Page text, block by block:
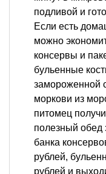
подливой и
Если есть
можно
консервы и
бульенные
замороженной
моркови из
питомец
полезный обед
банка
рублей,
рублей и